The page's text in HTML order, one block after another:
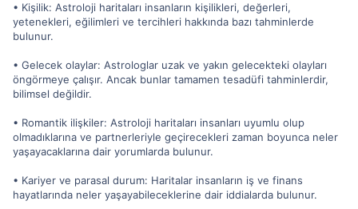
• Kişilik: Astroloji haritaları insanların kişilikleri, değerleri,
yetenekleri, eğilimleri ve tercihleri hakkında bazı tahminlerde
bulunur.
• Gelecek olaylar: Astrologlar uzak ve yakın gelecekteki olayları
öngörmeye çalışır. Ancak bunlar tamamen tesadüfi tahminlerdir,
bilimsel değildir.
• Romantik ilişkiler: Astroloji haritaları insanları uyumlu olup
olmadıklarına ve partnerleriyle geçirecekleri zaman boyunca neler
yaşayacaklarına dair yorumlarda bulunur.
• Kariyer ve parasal durum: Haritalar insanların iş ve finans
hayatlarında neler yaşayabileceklerine dair iddialarda bulunur.